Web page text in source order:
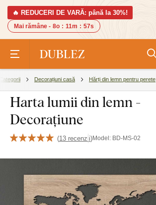
🔥 REDUCERI DE VARĂ: până la 30%!
Mai rămâne - 8o : 11m : 56s
Decorațiuni casă Hărți din lemn pentru perete
Harta lumii din lemn -
Decorațiune
(13 recenzii)Model: BD-MS-02